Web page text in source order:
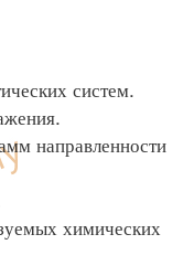
систем.
направленности
химических